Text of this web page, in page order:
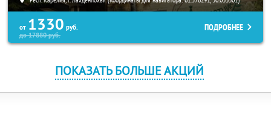
от 1330 руб.
до17880руб.
ПОДРОБНЕЕ
ПОКАЗАТЬ БОЛЬШЕ АКЦИЙ